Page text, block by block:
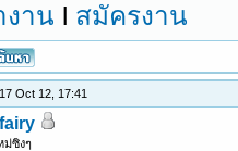
งาน l สมัครงาน
Oct 12, 17:41
ม่ซิงๆ